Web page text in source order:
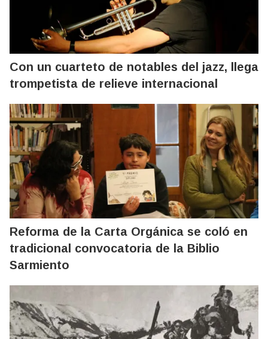
Con un cuarteto de notables del jazz, llega
trompetista de relieve internacional
Reforma de la Carta Orgánica se coló en
tradicional convocatoria de la Biblio
Sarmiento